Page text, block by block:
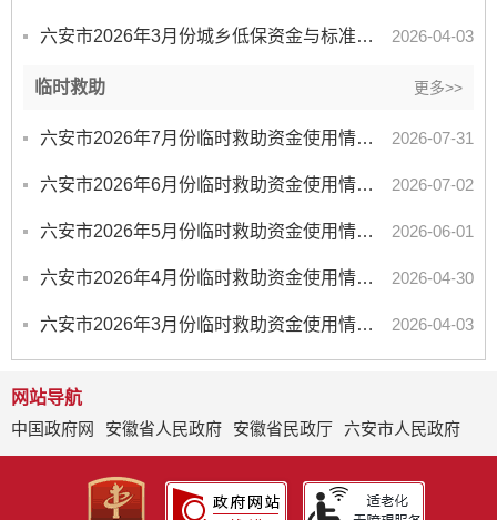
六安市2026年3月份城乡低保资金与标准情况统计表 2026-04-03
临时救助 更多>>
六安市2026年7月份临时救助资金使用情况统计表 2026-07-31
六安市2026年6月份临时救助资金使用情况统计表 2026-07-02
六安市2026年5月份临时救助资金使用情况统计表 2026-06-01
六安市2026年4月份临时救助资金使用情况统计表 2026-04-30
六安市2026年3月份临时救助资金使用情况统计表 2026-04-03
网站导航
中国政府网
安徽省人民政府 安徽省民政厅 六安市人民政府